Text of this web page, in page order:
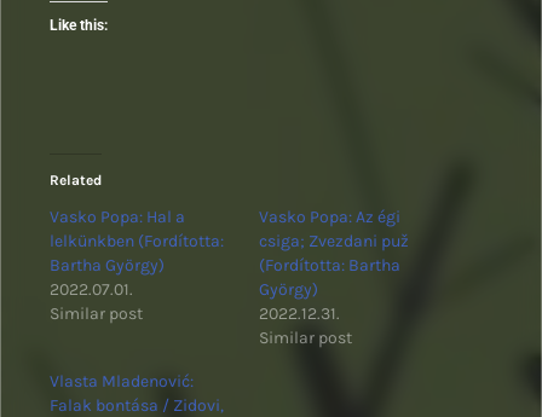
Like this:
Related
Vasko Popa: Hal a
lelkünkben (Fordította:
Bartha György)
2022.07.01.
Similar post
Vasko Popa: Az égi
csiga; Zvezdani puž
(Fordította: Bartha
György)
2022.12.31.
Similar post
Vlasta Mladenović:
Falak bontása / Zidovi,